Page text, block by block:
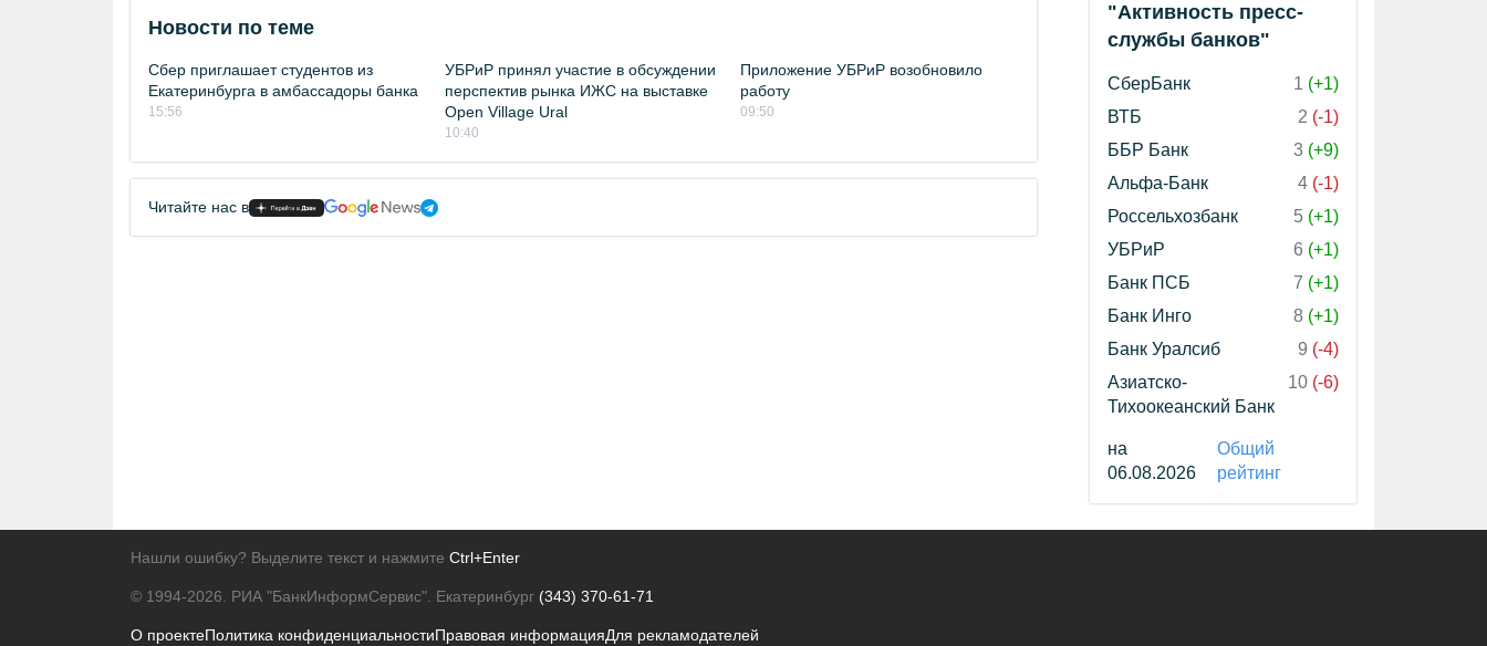
Новости по теме
Сбер приглашает студентов из
Екатеринбурга в амбассадоры банка
15:56
УБРиР принял участие в обсуждении
перспектив рынка ИЖС на выставке
Open Village Ural
10:40
Приложение УБРиР возобновило
работу
09:50
Читайте нас в
"Активность пресс-
службы банков"
СберБанк 1 (+1)
ВТБ
2 (-1)
ББР Банк
3 (+9)
Альфа-Банк
4 (-1)
Россельхозбанк
5 (+1)
УБРиР
6 (+1)
Банк ПСБ
7 (+1)
Банк Инго
8 (+1)
Банк Уралсиб
9 (-4)
Азиатско-
Тихоокеанский Банк
10 (-6)
на
06.08.2026
Общий
рейтинг
Нашли ошибку? Выделите текст и нажмите Ctrl+Enter
© 1994-2026. РИА "БанкИнформСервис". Екатеринбург (343) 370-61-71
О проектеПолитика конфиденциальностиПравовая информацияДля рекламодателей